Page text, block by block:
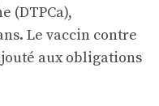
(DTPCa),
Le vaccin contre
aux obligations